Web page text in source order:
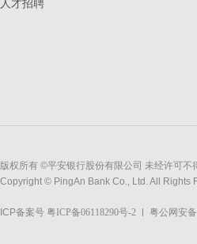
人才招聘
版权所有 ©平安银行股份有限公司 未经许可
Copyright © PingAn Bank Co., Ltd. All Rights
ICP备案号 粤ICP备06118290号-2 粤公网安备